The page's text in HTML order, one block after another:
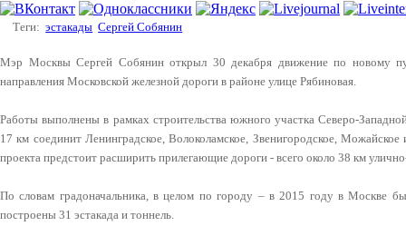
Теги: эстакады Сергей Собянин
Мэр Москвы Сергей Собянин открыл 30 декабря движение по новому
направления Московской железной дороги в районе улице Рябиновая.
Работы выполнены в рамках строительства южного участка Северо-
17 км соединит Ленинградское, Волоколамское, Звенигородское,
проекта предстоит расширить прилегающие дороги - всего около 38 км
По словам градоначальника, в целом по городу – в 2015 году в Москве
построены 31 эстакада и тоннель.